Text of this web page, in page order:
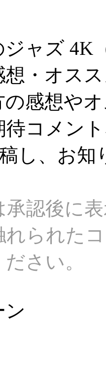
ジャズ
・オス
感想や
待コメン
し、お
認後に
れられた
さい。
ン